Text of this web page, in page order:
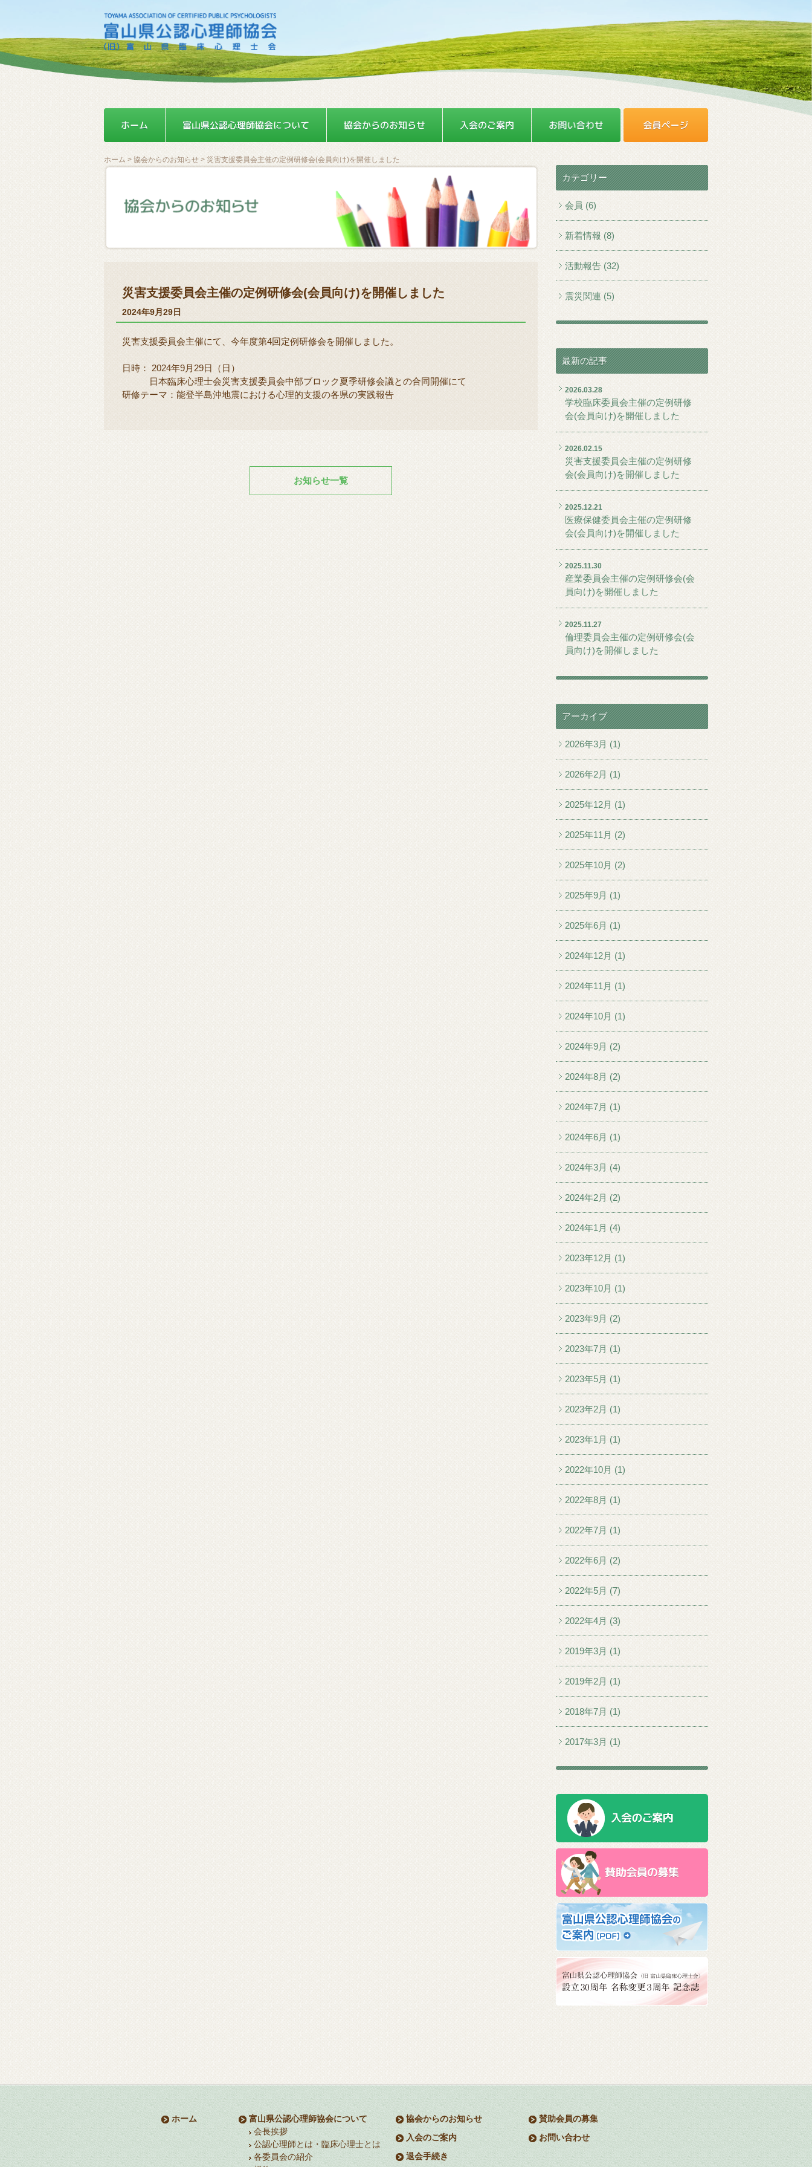
ホーム > 協会からのお知らせ > 災害支援委員会主催の定例研修会(会員向け)を開催しました
災害支援委員会主催の定例研修会(会員向け)を開催しました
2024年9月29日
災害支援委員会主催にて、今年度第4回定例研修会を開催しました。
日時： 2024年9月29日（日）
日本臨床心理士会災害支援委員会中部ブロック夏季研修会議との合同開催にて
研修テーマ：能登半島沖地震における心理的支援の各県の実践報告
お知らせ一覧
カテゴリー
会員 (6)
新着情報 (8)
活動報告 (32)
震災関連 (5)
最新の記事
2026.03.28
学校臨床委員会主催の定例研修
会(会員向け)を開催しました
2026.02.15
災害支援委員会主催の定例研修
会(会員向け)を開催しました
2025.12.21
医療保健委員会主催の定例研修
会(会員向け)を開催しました
2025.11.30
産業委員会主催の定例研修会(会
員向け)を開催しました
2025.11.27
倫理委員会主催の定例研修会(会
員向け)を開催しました
アーカイブ
2026年3月 (1)
2026年2月 (1)
2025年12月 (1)
2025年11月 (2)
2025年10月 (2)
2025年9月 (1)
2025年6月 (1)
2024年12月 (1)
2024年11月 (1)
2024年10月 (1)
2024年9月 (2)
2024年8月 (2)
2024年7月 (1)
2024年6月 (1)
2024年3月 (4)
2024年2月 (2)
2024年1月 (4)
2023年12月 (1)
2023年10月 (1)
2023年9月 (2)
2023年7月 (1)
2023年5月 (1)
2023年2月 (1)
2023年1月 (1)
2022年10月 (1)
2022年8月 (1)
2022年7月 (1)
2022年6月 (2)
2022年5月 (7)
2022年4月 (3)
2019年3月 (1)
2019年2月 (1)
2018年7月 (1)
2017年3月 (1)
ホーム
富山県公認心理師協会について
会長挨拶
公認心理師とは・臨床心理士とは
各委員会の紹介
協会からのお知らせ
入会のご案内
退会手続き
賛助会員の募集
お問い合わせ